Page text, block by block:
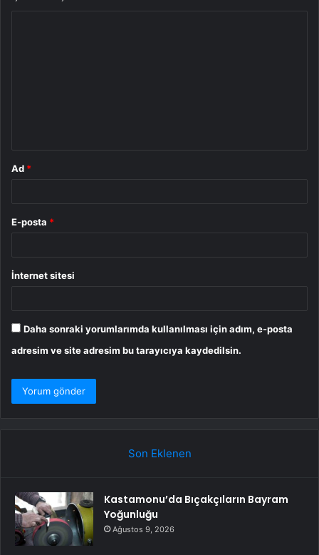
Ad *
E-posta *
İnternet sitesi
Daha sonraki yorumlarımda kullanılması için adım, e-posta
adresim ve site adresim bu tarayıcıya kaydedilsin.
Son Eklenen
Kastamonu’da Bıçakçıların Bayram
Yoğunluğu
Ağustos 9, 2026